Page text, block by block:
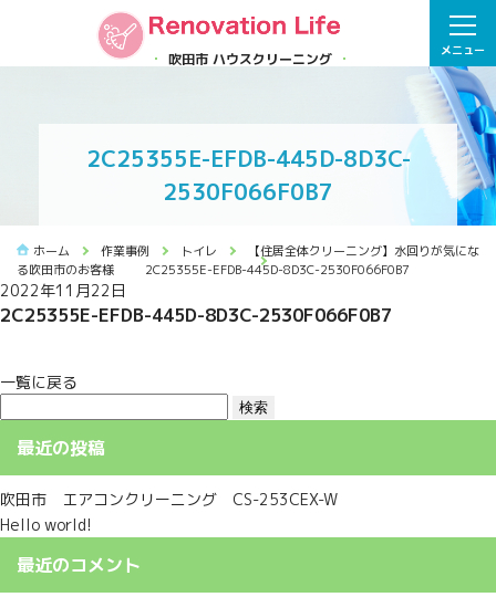
吹田市 ハウスクリーニング メニュー
2C25355E-EFDB-445D-8D3C-
2530F066F0B7
ホーム 作業事例 トイレ
【住居全体クリーニング】水回りが気にな
る吹田市のお客様
2C25355E-EFDB-445D-8D3C-2530F066F0B7
2022年11月22日
2C25355E-EFDB-445D-8D3C-2530F066F0B7
一覧に戻る
索:
最近の投稿
吹田市 エアコンクリーニング CS-253CEX-W
Hello world!
最近のコメント